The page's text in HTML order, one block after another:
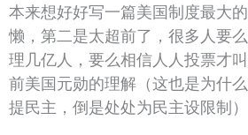
本来想好好写一篇美国制度最大
懒，第二是太超前了，很多人要
理几亿人，要么相信人人投票才
前美国元勋的理解（这也是为什
提民主，倒是处处为民主设限制）